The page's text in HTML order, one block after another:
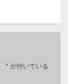
* が付いている